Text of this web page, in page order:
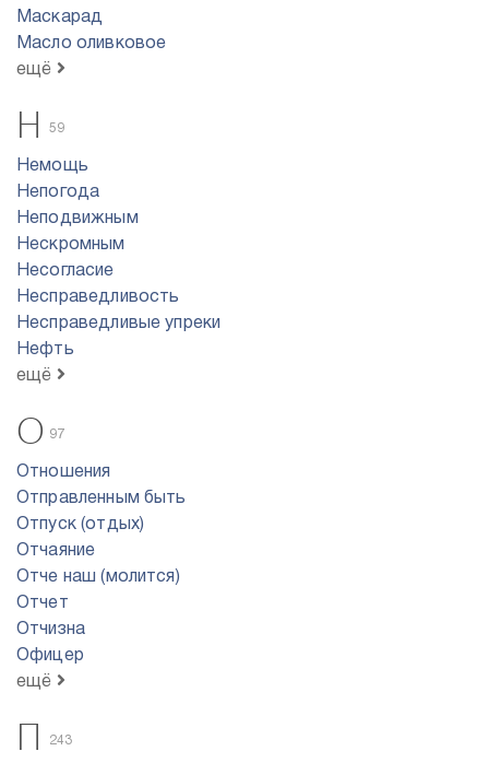
Маскарад
Масло оливковое
ещё
Н 59
Немощь
Непогода
Неподвижным
Нескромным
Несогласие
Несправедливость
Несправедливые упреки
Нефть
ещё
О 97
Отношения
Отправленным быть
Отпуск (отдых)
Отчаяние
Отче наш (молится)
Отчет
Отчизна
Офицер
ещё
П 243